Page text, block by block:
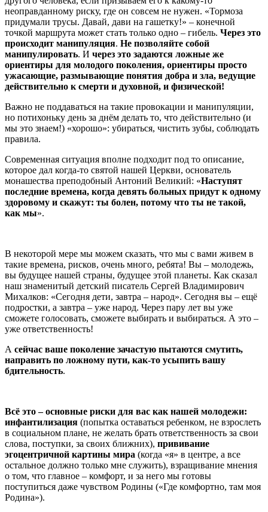
неоправданному риску, где он совсем не нужен. «Тормоза
придумали трусы. Давай, дави на гашетку!» – конечной
точкой маршрута может стать только одно – гибель. Через это
происходит манипуляция. Не позволяйте собой
манипулировать. И через это задаются ложные же
ориентиры для молодого поколения, ориентиры просто
ужасающие, размывающие понятия добра и зла, ведущие
действительно к смерти и духовной, и физической!
Важно не поддаваться на такие провокации и манипуляции,
но потихоньку день за днём делать то, что действительно (и
мы это знаем!) «хорошо»: убираться, чистить зубы, соблюдать
правила.
Современная ситуация вполне подходит под то описание,
которое дал когда-то святой нашей Церкви, основатель
монашества преподобный Антоний Великий: «Наступят
последние времена, когда девять больных придут к одному
здоровому и скажут: ты болен, потому что ты не такой,
как мы».
В некоторой мере мы можем сказать, что мы с вами живем в
такие времена, рисков, очень много, ребята! Вы – молодежь,
вы будущее нашей страны, будущее этой планеты. Как сказал
наш знаменитый детский писатель Сергей Владимирович
Михалков: «Сегодня дети, завтра – народ». Сегодня вы – ещё
подростки, а завтра – уже народ. Через пару лет вы уже
сможете голосовать, сможете выбирать и выбираться. А это –
уже ответственность!
А сейчас ваше поколение зачастую пытаются смутить,
направить по ложному пути, как-то усыпить вашу
бдительность.
Всё это – основные риски для вас как нашей молодежи:
инфантилизация (попытка оставаться ребенком, не взрослеть
в социальном плане, не желать брать ответственность за свои
слова, поступки, за своих ближних), прививание
эгоцентричной картины мира (когда «я» в центре, а все
остальное должно только мне служить), взращивание мнения
о том, что главное – комфорт, и за него мы готовы
поступиться даже чувством Родины («Где комфортно, там моя
Родина»).